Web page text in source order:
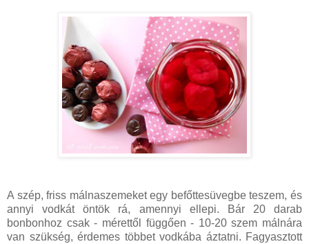
A szép, friss málnaszemeket egy befőttesüvegbe teszem, és
annyi vodkát öntök rá, amennyi ellepi. Bár 20 darab
bonbonhoz csak - mérettől függően - 10-20 szem málnára
van szükség, érdemes többet vodkába áztatni. Fagyasztott